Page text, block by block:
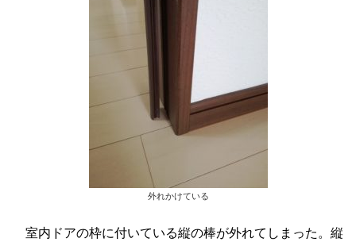
外れかけている
室内ドアの枠に付いている縦の棒が外れてしまった。縦